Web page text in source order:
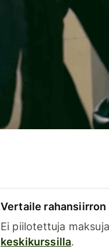
Vertaile rahansiirron
Ei piilotettuja
keskikurssilla.